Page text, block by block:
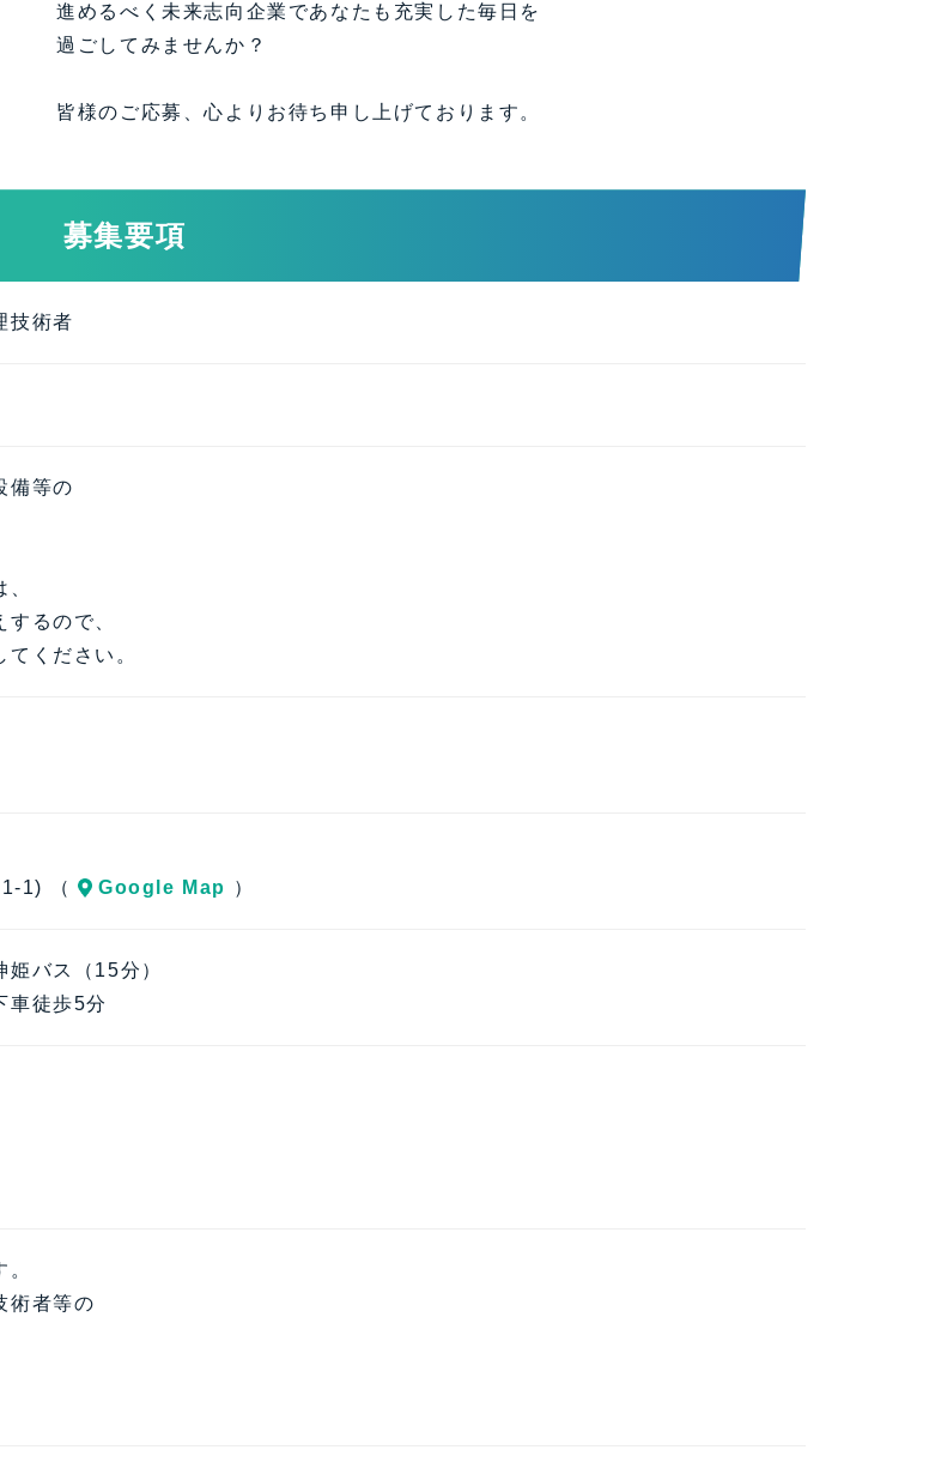
進めるべく未来志向企業であなたも充実した毎日を
過ごしてみませんか？
皆様のご応募、心よりお待ち申し上げております。
募集要項
技術者
備等の
るので、
ください。
1) （
Google Map ）
姫バス（15分）
車徒歩5分
術者等の